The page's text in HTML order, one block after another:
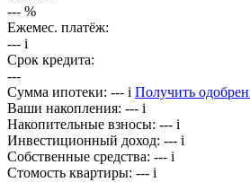
--- %
Ежемес. платёж:
--- i
Срок кредита:
---
Сумма ипотеки: --- i Получить
Ваши накопления: --- i
Накопительные взносы: --- i
Инвестиционный доход: --- i
Собственные средства: --- i
Стомость квартиры: --- i